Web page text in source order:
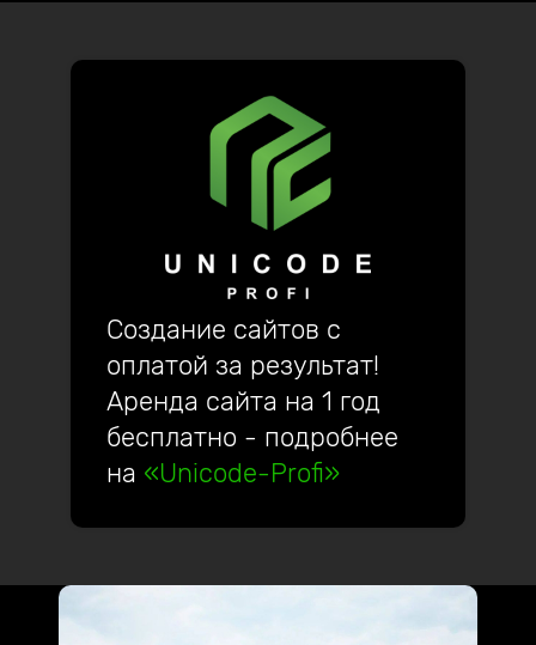
Создание сайтов с
оплатой за результат!
Аренда сайта на 1 год
бесплатно - подробнее
на «Unicode-Profi»